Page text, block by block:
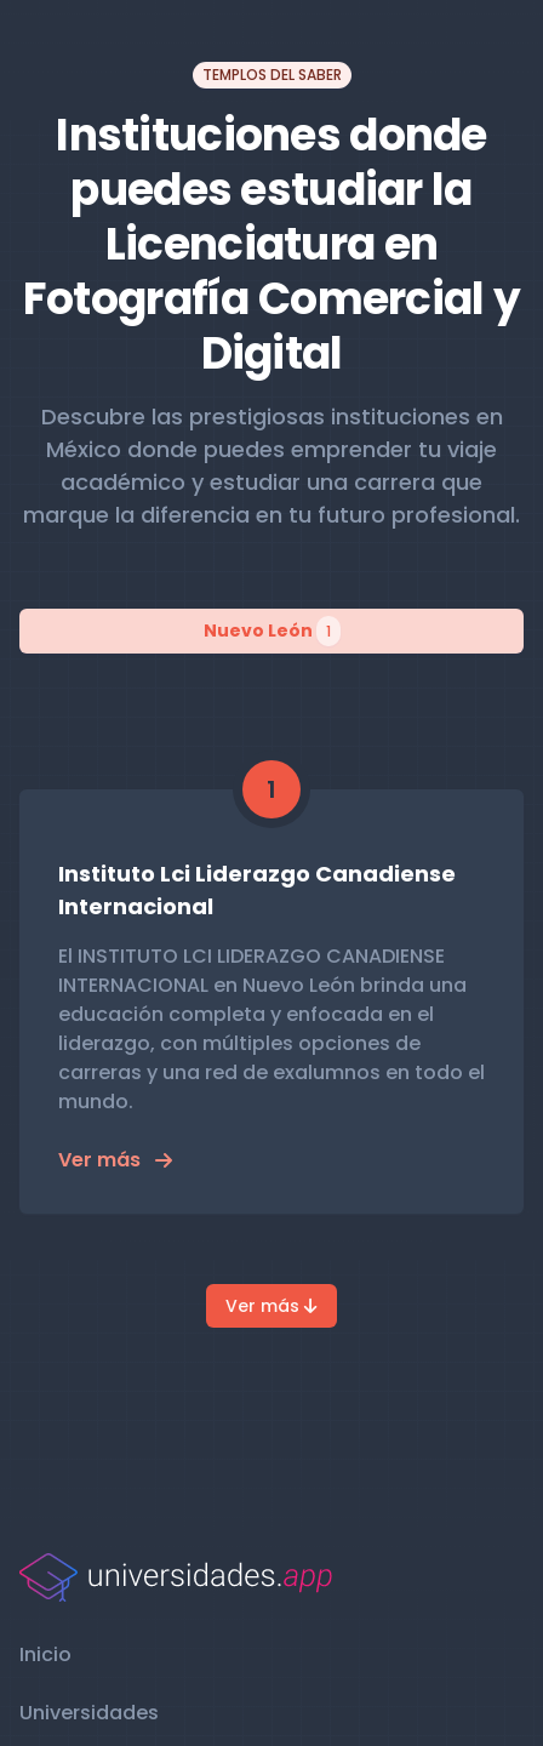
TEMPLOS DEL SABER
Instituciones donde
puedes estudiar la
Licenciatura en
Fotografía Comercial y
Digital
Descubre las prestigiosas instituciones en
México donde puedes emprender tu viaje
académico y estudiar una carrera que
marque la diferencia en tu futuro profesional.
Nuevo León 1
1
Instituto Lci Liderazgo Canadiense
Internacional
El INSTITUTO LCI LIDERAZGO CANADIENSE
INTERNACIONAL en Nuevo León brinda una
educación completa y enfocada en el
liderazgo, con múltiples opciones de
carreras y una red de exalumnos en todo el
mundo.
Ver más
Ver más
Inicio
Universidades